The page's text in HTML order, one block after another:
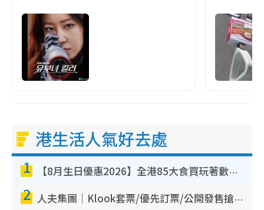
港生活人氣好去處
1 【8月生日優惠2026】全港85大食買玩著數攻略 自助餐/火鍋放題同行免費＋誠品/DONKI送現金券
2 人夫集團｜Klook套票/優先訂票/公開發售搶飛攻略！附票價.購票連結.場地座位表